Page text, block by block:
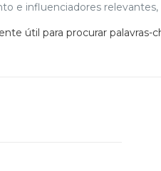
e influenciadores
útil para procurar palavras-